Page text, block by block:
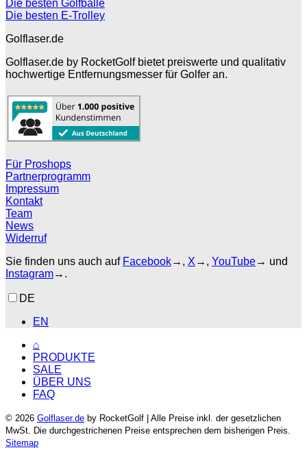
Die besten Golfbälle
Die besten E-Trolley
Golflaser.de
Golflaser.de by RocketGolf bietet preiswerte und qualitativ
hochwertige Entfernungsmesser für Golfer an.
Für Proshops
Partnerprogramm
Impressum
Kontakt
Team
News
Widerruf
Sie finden uns auch auf Facebook→, X →, YouTube→ und
Instagram→.
DE
EN
⌂
PRODUKTE
SALE
ÜBER UNS
FAQ
© 2026 Golflaser.de by RocketGolf | Alle Preise inkl. der gesetzlichen
MwSt. Die durchgestrichenen Preise entsprechen dem bisherigen Preis.
Sitemap